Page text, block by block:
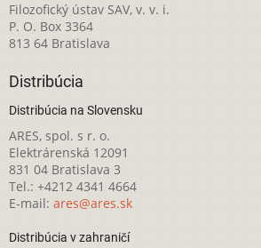
Filozofický ústav SAV, v. v. i.
P. O. Box 3364
813 64 Bratislava
Distribúcia
Distribúcia na Slovensku
ARES, spol. s r. o.
Elektrárenská 12091
831 04 Bratislava 3
Tel.: +4212 4341 4664
E-mail: ares@ares.sk
Distribúcia v zahraničí